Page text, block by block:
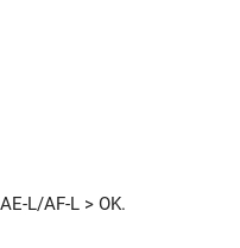
L/AF-L > OK.